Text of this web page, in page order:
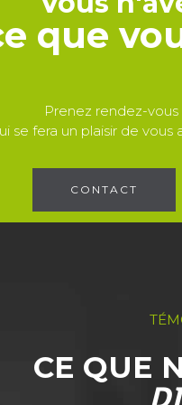
que
Prenez rendez-
se fera un plaisir de
CONTACT
CE QUE